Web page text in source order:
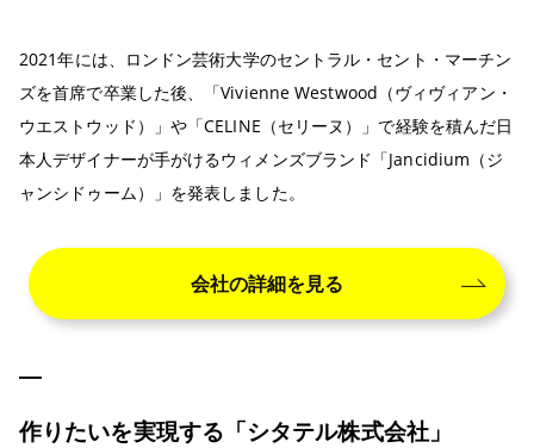
2021年には、ロンドン芸術大学のセントラル・セント・マーチン
ズを首席で卒業した後、「Vivienne Westwood（ヴィヴィアン・
ウエストウッド）」や「CELINE（セリーヌ）」で経験を積んだ日
本人デザイナーが手がけるウィメンズブランド「Jancidium（ジ
ャンシドゥーム）」を発表しました。
会社の詳細を見る
作りたいを実現する「シタテル株式会社」